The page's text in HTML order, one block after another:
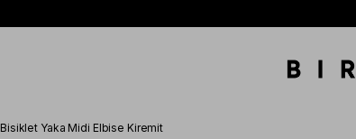
Bisiklet Yaka Midi Elbise Kiremit